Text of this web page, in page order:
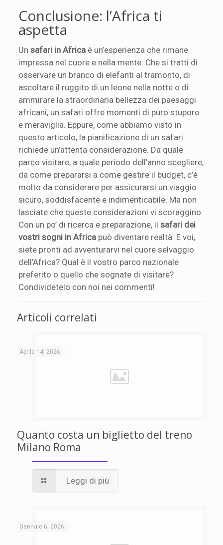
Conclusione: l’Africa ti
aspetta
Unsafari in Africa è un’esperienza che rimane
impressa nel cuore e nella mente. Che si tratti di
osservare un branco di elefanti al tramonto, di
ascoltare il ruggito di un leone nella notte o di
ammirare la straordinaria bellezza dei paesaggi
africani, un safari offre momenti di puro stupore
e meraviglia. Eppure, come abbiamo visto in
questo articolo, la pianificazione di un safari
richiede un’attenta considerazione. Da quale
parco visitare, a quale periodo dell’anno scegliere,
da come prepararsi a come gestire il budget, c’è
molto da considerare per assicurarsi un viaggio
sicuro, soddisfacente e indimenticabile. Ma non
lasciate che queste considerazioni vi scoraggino.
Con un po’ di ricerca e preparazione, ilsafari dei
vostri sogni in Africa può diventare realtà. E voi,
siete pronti ad avventurarvi nel cuore selvaggio
dell’Africa? Qual è il vostro parco nazionale
preferito o quello che sognate di visitare?
Condividetelo con noi nei commenti!
Articoli correlati
Aprile 14, 2026
Quanto costa un biglietto del treno
Milano Roma
Leggi di più
Gennaio 6, 2026